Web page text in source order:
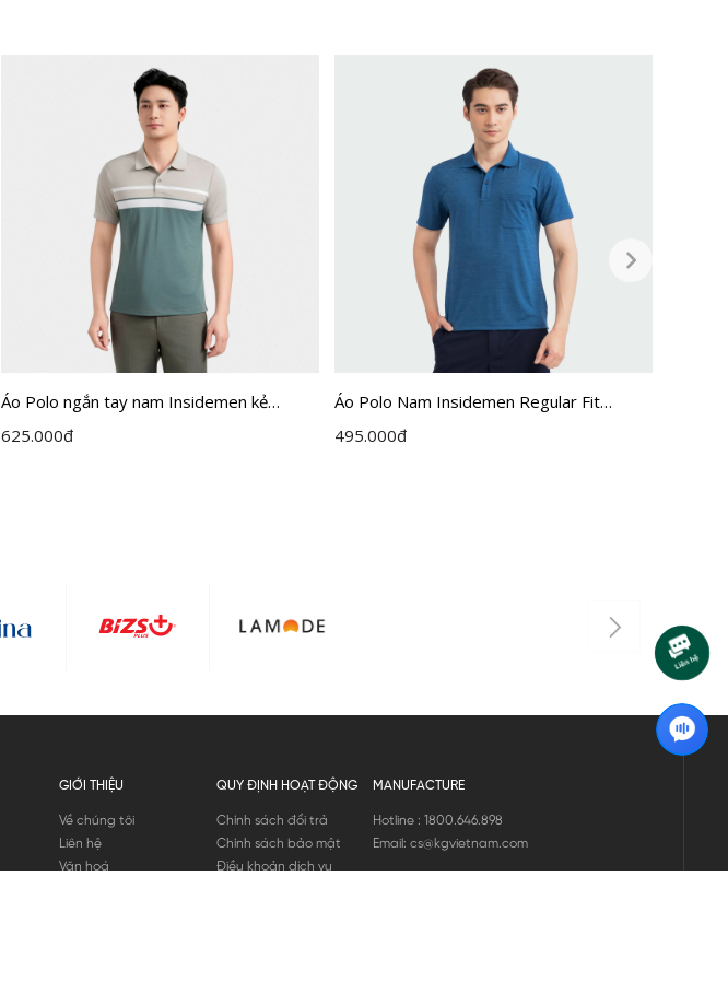
Áo Polo ngắn tay nam Insidemen kẻ
Jacquard dáng Regular Fit IPS123MAH0
625.000đ
Áo Polo Nam Insidemen Regular Fit
IPS056S3
495.000đ
GIỚI THIỆU
Về chúng tôi
Liên hệ
Văn hoá
QUY ĐỊNH HOẠT ĐỘNG
Chính sách đổi trả
Chính sách bảo mật
Điều khoản dịch vụ
MANUFACTURE
Hotline : 1800.646.898
Email: cs@kgvietnam.com